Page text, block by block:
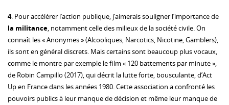
4. Pour accélérer l’action publique, j’aimerais souligner l’importance de
la militance, notamment celle des milieux de la société civile. On
connaît les « Anonymes » (Alcooliques, Narcotics, Nicotine, Gamblers),
ils sont en général discrets. Mais certains sont beaucoup plus vocaux,
comme le montre par exemple le film « 120 battements par minute »,
de Robin Campillo (2017), qui décrit la lutte forte, bousculante, d’Act
Up en France dans les années 1980. Cette association a confronté les
pouvoirs publics à leur manque de décision et même leur manque de